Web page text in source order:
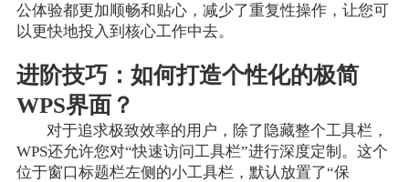
公体验都更加顺畅和贴心，减少了重复性操作，让您可
以更快地投入到核心工作中去。
进阶技巧：如何打造个性化的极简
WPS界面？
对于追求极致效率的用户，除了隐藏整个工具栏，
WPS还允许您对“快速访问工具栏”进行深度定制。这个
位于窗口标题栏左侧的小工具栏，默认放置了“保